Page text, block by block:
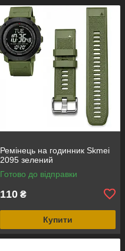
Ремінець на годинник Skmei
2095 зелений
Готово до відправки
110 ₴
Купити